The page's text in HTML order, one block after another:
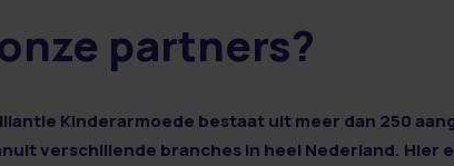
partners?
Kinderarmoede bestaat uit meer dan 250
verschillende branches in heel Nederland. Hier